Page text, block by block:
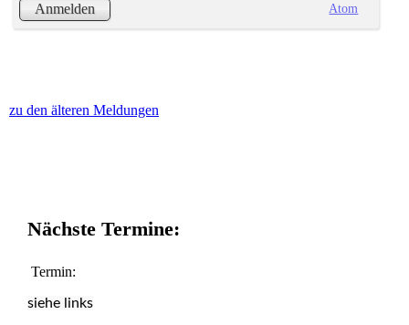
Anmelden
Atom
zu den älteren Meldungen
Nächste Termine:
Termin:
siehe links